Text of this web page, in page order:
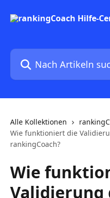
Nach Artikeln suchen …
Alle Kollektionen
Wie funktioniert die
rankingCoach?
Wie
Validierung